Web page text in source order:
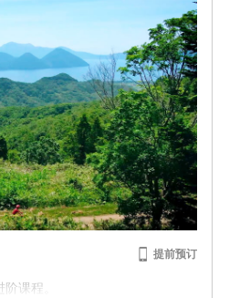
提前预订
课程。